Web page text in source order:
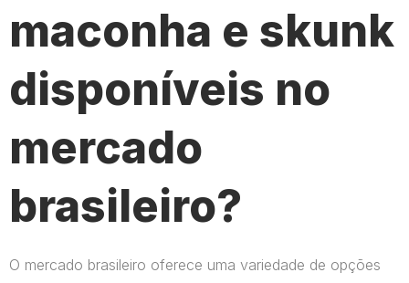
maconha e skunk
disponíveis no
mercado
brasileiro?
O mercado brasileiro oferece uma variedade de opções